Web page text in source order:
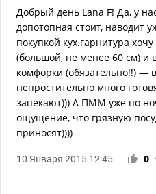
Добрый день Lana F! Да, у
допотопная стоит, наводит
покупкой кух.гарнитура
(большой, не менее 60 см) и
комфорки (обязательно!!) —
непростительно много
запекают))) А ПММ уже по
ощущение, что грязную
приносят))))
10 Января 2015 12:45 0